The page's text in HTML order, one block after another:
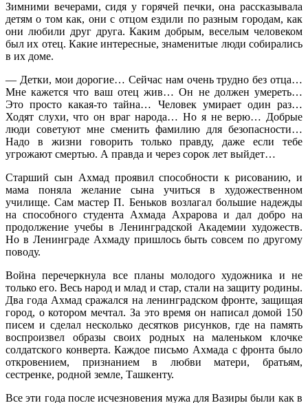
Зимними вечерами, сидя у горячей печки, она рассказывала
детям о том как, они с отцом ездили по разным городам, как
они любили друг друга. Каким добрым, веселым человеком
был их отец. Какие интересные, знаменитые люди собирались
в их доме.
— Детки, мои дорогие… Сейчас нам очень трудно без отца…
Мне кажется что ваш отец жив… Он не должен умереть…
Это просто какая-то тайна… Человек умирает один раз…
Ходят слухи, что он враг народа… Но я не верю… Добрые
люди советуют мне сменить фамилию для безопасности…
Надо в жизни говорить только правду, даже если тебе
угрожают смертью. А правда и через сорок лет выйдет…
Старший сын Ахмад проявил способности к рисованию, и
мама поняла желание сына учиться в художественном
училище. Сам мастер П. Беньков возлагал большие надежды
на способного студента Ахмада Ахрарова и дал добро на
продолжение учебы в Ленинградской Академии художеств.
Но в Ленинграде Ахмаду пришлось быть совсем по другому
поводу.
Война перечеркнула все планы молодого художника и не
только его. Весь народ и млад и стар, стали на защиту родины.
Два года Ахмад сражался на ленинградском фронте, защищая
город, о котором мечтал. За это время он написал домой 150
писем и сделал несколько десятков рисунков, где на память
воспроизвел образы своих родных на маленьком клочке
солдатского конверта. Каждое письмо Ахмада с фронта было
откровением, признанием в любви матери, братьям,
сестренке, родной земле, Ташкенту.
Все эти года после исчезновения мужа для Вазиры были как в